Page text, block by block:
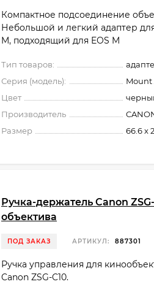
Компактное подсоединение
Небольшой и легкий адаптер
M, подходящий для EOS M
Тип товаров:
Серия (модель):
Mount
Цвет
Производитель
Размер
66.6 х
Ручка-держатель Canon
объектива
ПОД ЗАКАЗ АРТИКУЛ: 887301
Ручка управления для
Canon ZSG-C10.